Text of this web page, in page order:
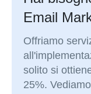
Email
Offriamo
solito si
25%.